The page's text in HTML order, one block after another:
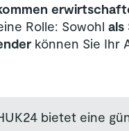
Rolle: Sowohl als
können Sie Ihr
bietet eine